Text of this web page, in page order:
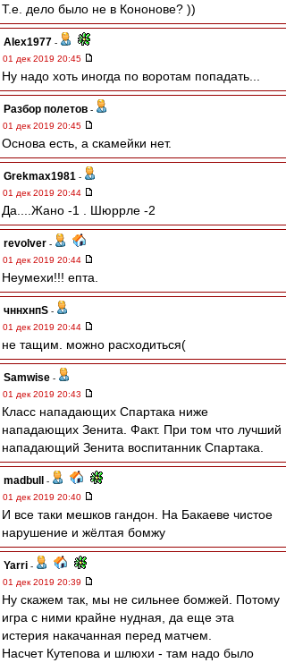
Т.е. дело было не в Кононове? ))
Alex1977 -
01 дек 2019 20:45
Ну надо хоть иногда по воротам попадать...
Разбор полетов -
01 дек 2019 20:45
Основа есть, а скамейки нет.
Grekmax1981 -
01 дек 2019 20:44
Да....Жано -1 . Шюррле -2
revolver -
01 дек 2019 20:44
Неумехи!!! епта.
чннхнпS -
01 дек 2019 20:44
не тащим. можно расходиться(
Samwise -
01 дек 2019 20:43
Класс нападающих Спартака ниже
нападающих Зенита. Факт. При том что лучший
нападающий Зенита воспитанник Спартака.
madbull
-
01 дек 2019 20:40
И все таки мешков гандон. На Бакаеве чистое
нарушение и жёлтая бомжу
Yarri -
01 дек 2019 20:39
Ну скажем так, мы не сильнее бомжей. Потому
игра с ними крайне нудная, да еще эта
истерия накачанная перед матчем.
Насчет Кутепова и шлюхи - там надо было